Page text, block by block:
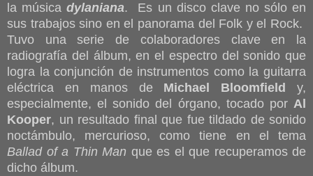
la músicadylaniana. Es un disco clave no sólo en
sus trabajos sino en el panorama del Folk y el Rock.
Tuvo una serie de colaboradores clave en la
radiografía del álbum, en el espectro del sonido que
logra la conjunción de instrumentos como la guitarra
eléctrica en manos de Michael Bloomfield
y,
especialmente, el sonido del órgano, tocado por Al
Kooper, un resultado final que fue tildado de sonido
noctámbulo, mercurioso, como tiene en el tema
Ballad of a Thin Man que es el que recuperamos de
dicho álbum.